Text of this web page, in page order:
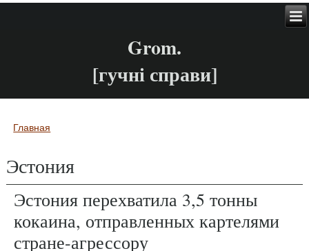
Grom.
[гучні справи]
Вы здесь
Главная
Эстония
Эстония перехватила 3,5 тонны
кокаина, отправленных картелями
стране-агрессору